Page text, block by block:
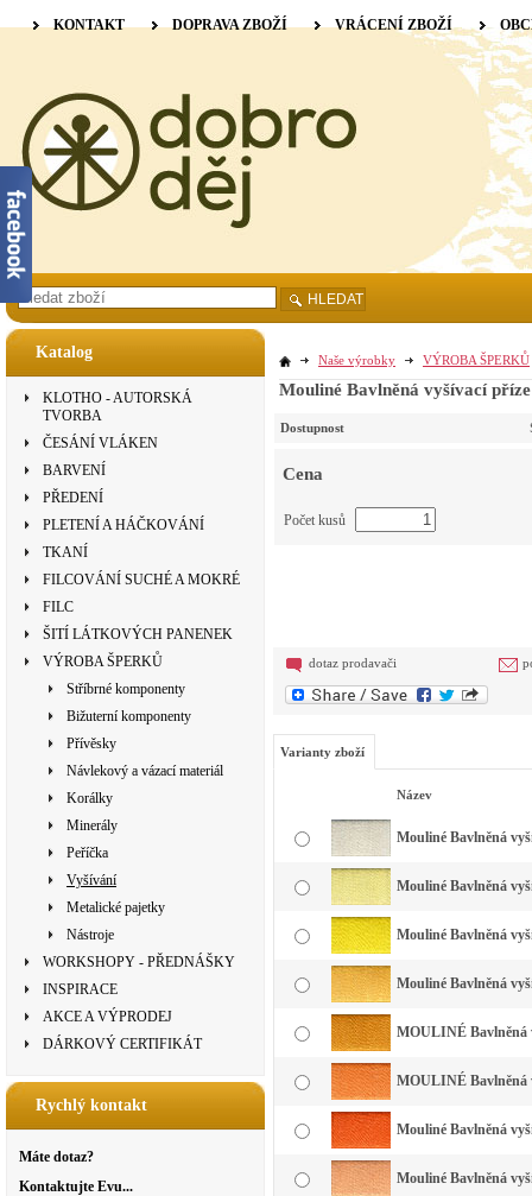
Katalog
KLOTHO - AUTORSKÁ
TVORBA
ČESÁNÍ VLÁKEN
BARVENÍ
PŘEDENÍ
PLETENÍ A HÁČKOVÁNÍ
TKANÍ
FILCOVÁNÍ SUCHÉ A MOKRÉ
FILC
ŠITÍ LÁTKOVÝCH PANENEK
VÝROBA ŠPERKŮ
Stříbrné komponenty
Bižuterní komponenty
Přívěsky
Návlekový a vázací materiál
Korálky
Minerály
Peříčka
Vyšívání
Metalické pajetky
Nástroje
WORKSHOPY - PŘEDNÁŠKY
INSPIRACE
AKCE A VÝPRODEJ
DÁRKOVÝ CERTIFIKÁT
Rychlý kontakt
Máte dotaz?
Kontaktujte Evu...
Naše výrobky VÝROBA ŠPERKŮ
Mouliné Bavlněná vyšívací
Dostupnost
Cena
Počet kusů
dotaz prodavači
Varianty zboží
Název
Mouliné Bavlněná
Mouliné Bavlněná
Mouliné Bavlněná
Mouliné Bavlněná
MOULINÉ Bavlněná
MOULINÉ Bavlněná
Mouliné Bavlněná
Mouliné Bavlněná
KONTAKT DOPRAVA ZBOŽÍ VRÁCENÍ ZBOŽÍ
HLEDAT